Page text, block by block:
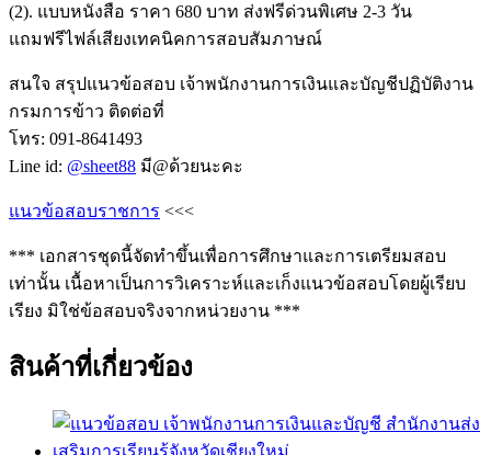
(2). แบบหนังสือ ราคา 680 บาท ส่งฟรีด่วนพิเศษ 2-3 วัน
แถมฟรีไฟล์เสียงเทคนิคการสอบสัมภาษณ์
สนใจ สรุปแนวข้อสอบ เจ้าพนักงานการเงินและบัญชีปฏิบัติงาน
กรมการข้าว ติดต่อที่
โทร: 091-8641493
Line id: @sheet88 มี@ด้วยนะคะ
แนวข้อสอบราชการ <<<
*** เอกสารชุดนี้จัดทำขึ้นเพื่อการศึกษาและการเตรียมสอบ
เท่านั้น เนื้อหาเป็นการวิเคราะห์และเก็งแนวข้อสอบโดยผู้เรียบ
เรียง มิใช่ข้อสอบจริงจากหน่วยงาน ***
สินค้าที่เกี่ยวข้อง